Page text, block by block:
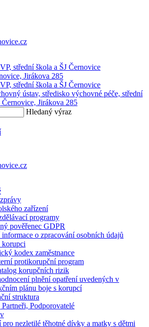
Jirákova 285
ústav, středisko výchovné péče, střední
Černovice, Jirákova 285
Hledaný výraz
zařízení
programy
pověřenec GDPR
o zpracování osobních údajů
kodex zaměstnance
protikorupční program
korupčních rizik
plnění opatření uvedených v
plánu boje s korupcí
struktura
Podporovatelé
pro nezletilé těhotné dívky a matky s dětmi